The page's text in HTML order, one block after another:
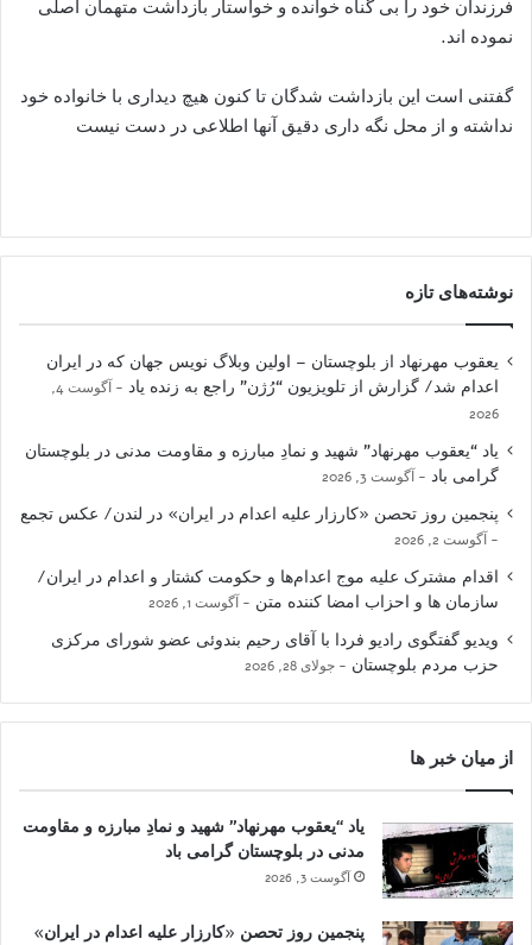
فرزندان خود را بی گناه خوانده و خواستار بازداشت متهمان اصلی
نموده اند.
گفتنی است این بازداشت شدگان تا کنون هیچ دیداری با خانواده خود
نداشته و از محل نگه داری دقیق آنها اطلاعی در دست نیست
نوشته‌های تازه
یعقوب مهرنهاد از بلوچستان – اولین وبلاگ نویس جهان که در ایران
اعدام شد/ گزارش از تلویزیون “رُژن” راجع به زنده یاد
آگوست 4,
2026
یاد “یعقوب مهرنهاد” شهید و نمادِ مبارزه و مقاومت مدنی در بلوچستان
گرامی باد
آگوست 3, 2026
پنجمین روز تحصن «کارزار علیه اعدام در ایران» در لندن/ عکس تجمع
آگوست 2, 2026
اقدام مشترک علیه موج اعدام‌ها و حکومت کشتار و اعدام در ایران/
سازمان ها و احزاب امضا کننده متن
آگوست 1, 2026
ویدیو گفتگوی رادیو فردا با آقای رحیم بندوئی عضو شورای مرکزی
حزب مردم بلوچستان
جولای 28, 2026
از میان خبر ها
یاد “یعقوب مهرنهاد” شهید و نمادِ مبارزه و مقاومت
مدنی در بلوچستان گرامی باد
آگوست 3, 2026
پنجمین روز تحصن «کارزار علیه اعدام در ایران»